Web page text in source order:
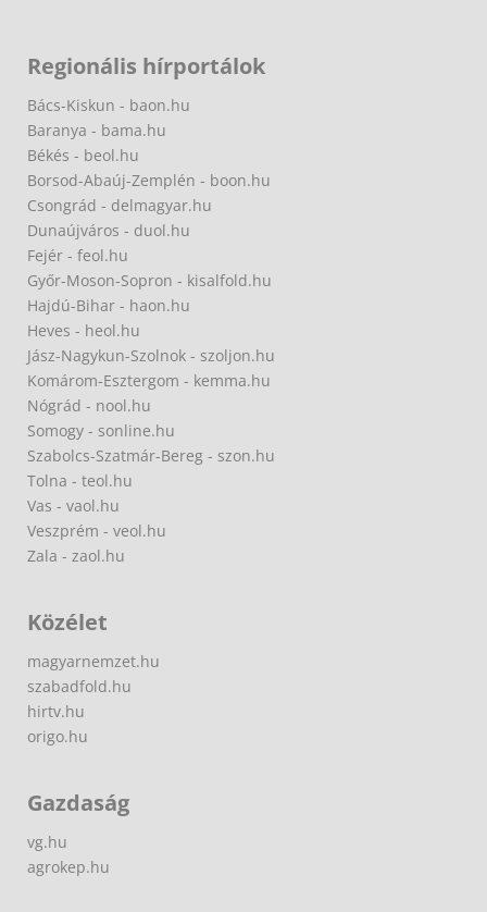
Regionális hírportálok
Bács-Kiskun - baon.hu
Baranya - bama.hu
Békés - beol.hu
Borsod-Abaúj-Zemplén - boon.hu
Csongrád - delmagyar.hu
Dunaújváros - duol.hu
Fejér - feol.hu
Győr-Moson-Sopron - kisalfold.hu
Hajdú-Bihar - haon.hu
Heves - heol.hu
Jász-Nagykun-Szolnok - szoljon.hu
Komárom-Esztergom - kemma.hu
Nógrád - nool.hu
Somogy - sonline.hu
Szabolcs-Szatmár-Bereg - szon.hu
Tolna - teol.hu
Vas - vaol.hu
Veszprém - veol.hu
Zala - zaol.hu
Közélet
magyarnemzet.hu
szabadfold.hu
hirtv.hu
origo.hu
Gazdaság
vg.hu
agrokep.hu